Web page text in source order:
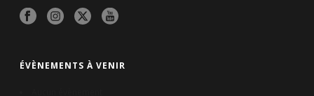
ÉVÈNEMENTS À VENIR